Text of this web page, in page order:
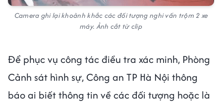
Camera ghi lại khoảnh khắc các đối tượng nghi vấn trộm 2 xe
máy. Ảnh cắt từ clip
Để phục vụ công tác điều tra xác minh, Phòng
Cảnh sát hình sự, Công an TP Hà Nội thông
báo ai biết thông tin về các đối tượng hoặc là